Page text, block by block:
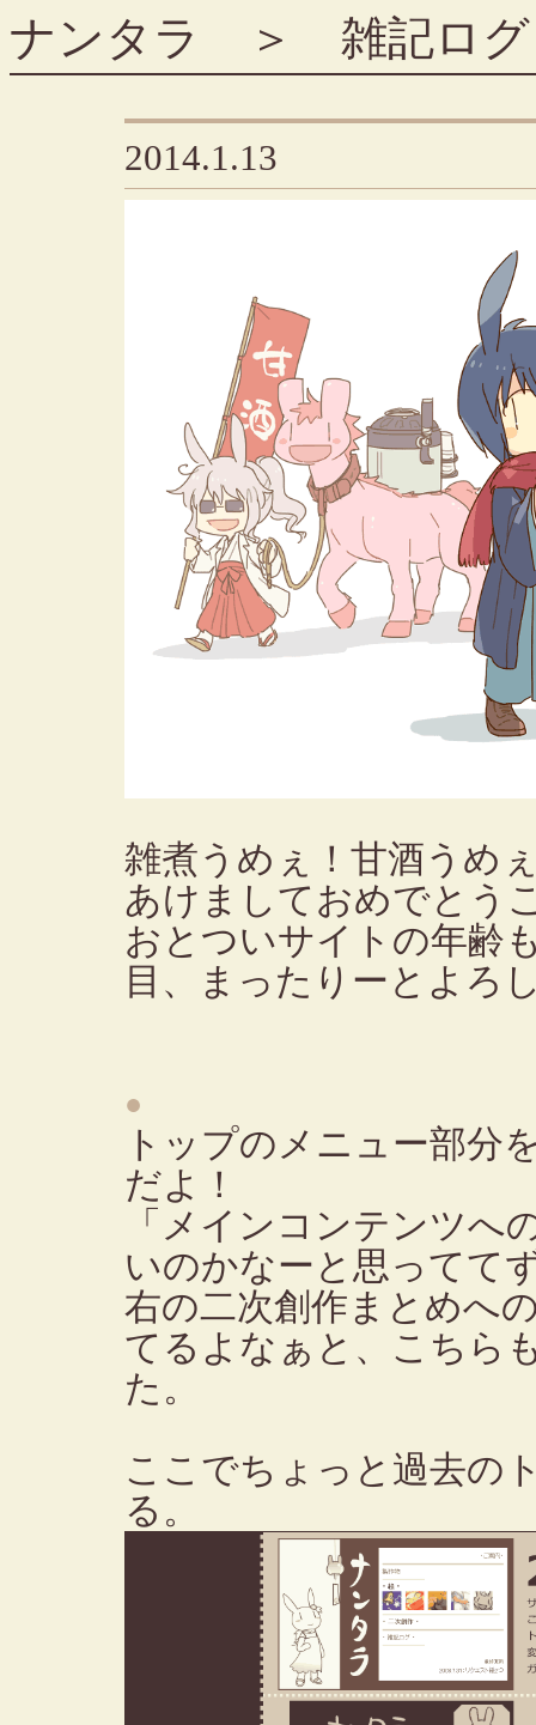
ナンタラ ＞ 雑記ログ
2014.1.13
雑煮うめぇ！甘酒うめ
あけましておめでとう
おとついサイトの年齢
目、まったりーとよろ
●
トップのメニュー部分
だよ！
「メインコンテンツへ
いのかなーと思ってて
右の二次創作まとめへ
てるよなぁと、こちら
た。
ここでちょっと過去の
る。